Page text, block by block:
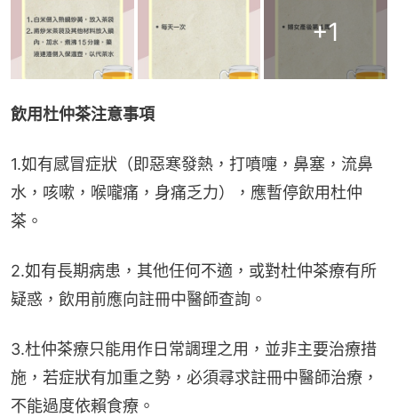
+1
飲用杜仲茶注意事項
1.如有感冒症狀（即惡寒發熱，打噴嚏，鼻塞，流鼻
水，咳嗽，喉嚨痛，身痛乏力），應暫停飲用杜仲
茶。
2.如有長期病患，其他任何不適，或對杜仲茶療有所
疑惑，飲用前應向註冊中醫師查詢。
3.杜仲茶療只能用作日常調理之用，並非主要治療措
施，若症狀有加重之勢，必須尋求註冊中醫師治療，
不能過度依賴食療。